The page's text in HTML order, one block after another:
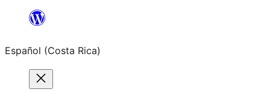
Saltar
contenido
Español (Costa Rica)